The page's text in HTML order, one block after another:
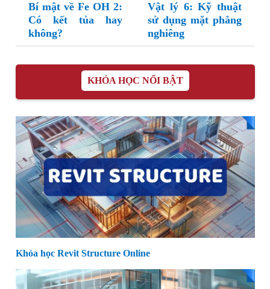
Bí mật về Fe OH 2:
Có kết tủa hay
không?
Vật lý 6: Kỹ thuật
sử dụng mặt phẳng
nghiêng
KHÓA HỌC NỔI BẬT
Khóa học Revit Structure Online